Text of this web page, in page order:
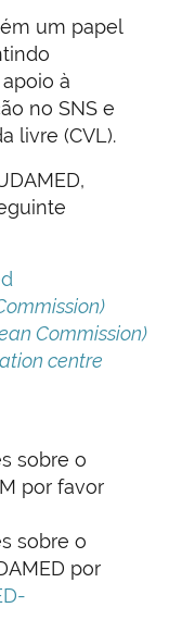
um papel
à
no SNS e
livre (CVL).
Commission)
centre
sobre o
por favor
sobre o
por